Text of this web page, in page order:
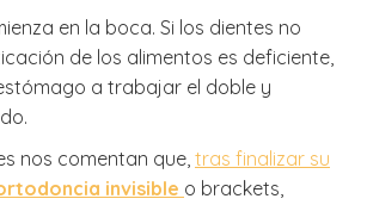
en la boca. Si los dientes no
de los alimentos es deficiente,
a trabajar el doble y
nos comentan que, tras finalizar su
invisible o brackets,